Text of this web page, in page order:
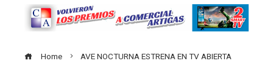
Home AVE NOCTURNA ESTRENA EN TV ABIERTA